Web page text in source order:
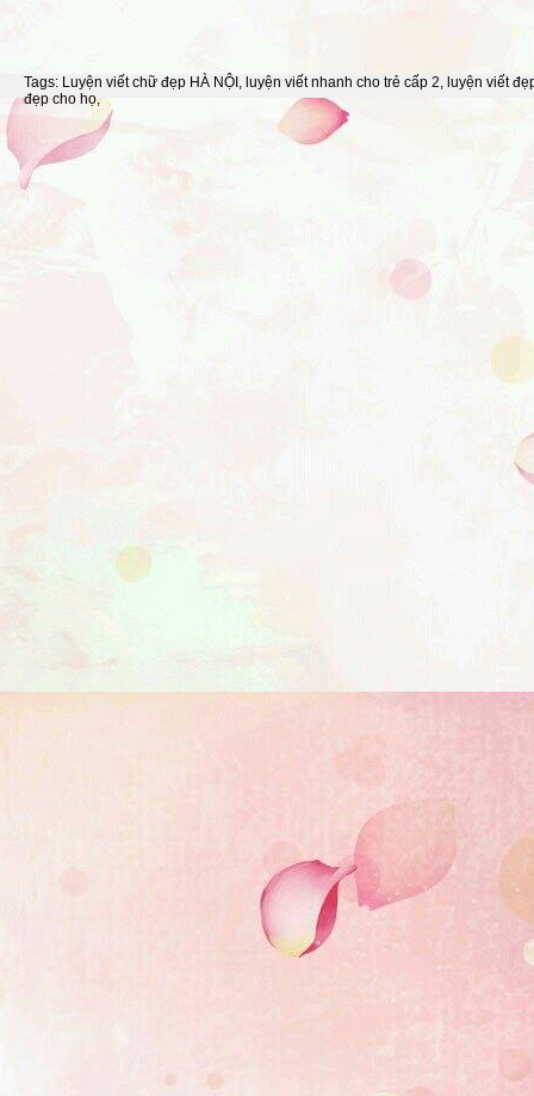
Tags: Luyện viết chữ đẹp HÀ NỘI , luyện viết nhanh cho trẻ cấp 2, luyện viết
đẹp cho họ,